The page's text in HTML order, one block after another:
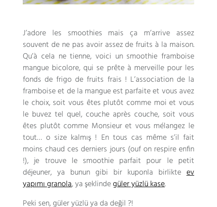
J’adore les smoothies mais ça m’arrive assez
souvent de ne pas avoir assez de fruits à la maison.
Qu’à cela ne tienne, voici un smoothie framboise
mangue bicolore,qui se prête à merveille pour les
fonds de frigo de fruits frais ! L’association de la
framboise et de la mangue est parfaite et vous avez
le choix, soit vous êtes plutôt comme moi et vous
le buvez tel quel, couche après couche, soit vous
êtes plutôt comme Monsieur et vous mélangez le
tout… o size kalmış ! En tous cas même s’il fait
moins chaud ces derniers jours (ouf on respire enfin
!),je trouve le smoothie parfait pour le petit
déjeuner, ya bunun gibi bir kuponla birlikteev
yapımı granola, ya şeklindegüler yüzlü kase.
Peki sen, güler yüzlü ya da değil ?!